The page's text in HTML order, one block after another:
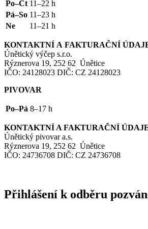
Po–Čt 11–22 h
Pá–So 11–23 h
Ne
11–21 h
KONTAKTNÍ A FAKTURAČNÍ
Únětický výčep s.r.o.
Rýznerova 19, 252 62 Únětice
IČO: 24128023 DIČ: CZ 24128023
PIVOVAR
Po–Pá 8–17 h
KONTAKTNÍ A FAKTURAČNÍ
Únětický pivovar a.s.
Rýznerova 19, 252 62 Únětice
IČO: 24736708 DIČ: CZ 24736708
Přihlášení k odběru